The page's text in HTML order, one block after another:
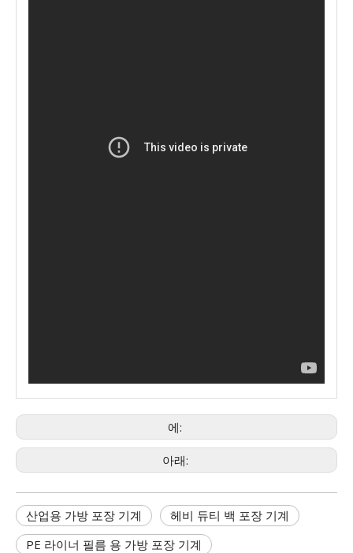
에:
아래:
산업용 가방 포장 기계
헤비 듀티 백 포장 기계
PE 라이너 필름 용 가방 포장 기계